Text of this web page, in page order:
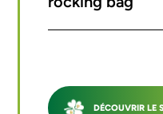
DÉCOUVRIR LE